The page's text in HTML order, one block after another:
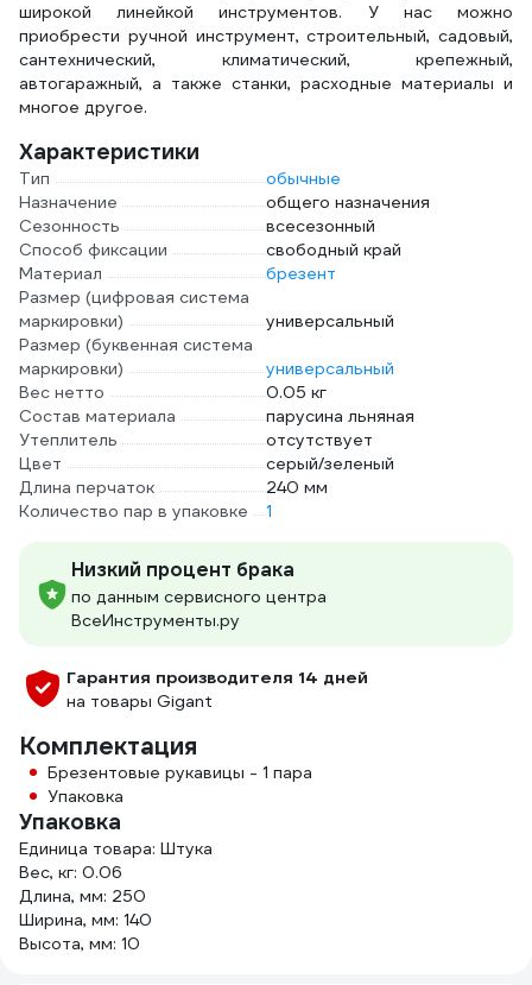
широкой линейкой инструментов. У нас можно
приобрести ручной инструмент, строительный, садовый,
сантехнический, климатический, крепежный,
автогаражный, а также станки, расходные материалы и
многое другое.
Характеристики
Тип
обычные
Назначение
общего назначения
Сезонность
всесезонный
Способ фиксации
свободный край
Материал
брезент
Размер (цифровая система
маркировки)
универсальный
Размер (буквенная система
маркировки)
универсальный
Вес нетто
0.05 кг
Состав материала
парусина льняная
Утеплитель
отсутствует
Цвет
серый/зеленый
Длина перчаток
240 мм
Количество пар в упаковке
1
Низкий процент брака
по данным сервисного центра
ВсеИнструменты.ру
Гарантия производителя 14 дней
на товары Gigant
Комплектация
Брезентовые рукавицы - 1 пара
Упаковка
Упаковка
Единица товара: Штука
Вес, кг: 0.06
Длина, мм: 250
Ширина, мм: 140
Высота, мм: 10